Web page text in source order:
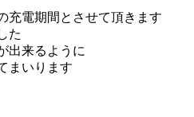
充電期間とさせて頂きます

来るように
いります